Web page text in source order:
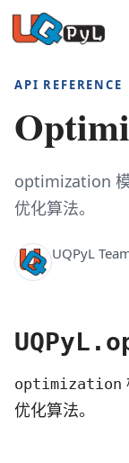
API REFERENCE
optimization
优化算法。
UQPyL
optimization
优化算法。